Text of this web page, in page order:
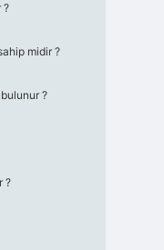
?
midir ?
?
?